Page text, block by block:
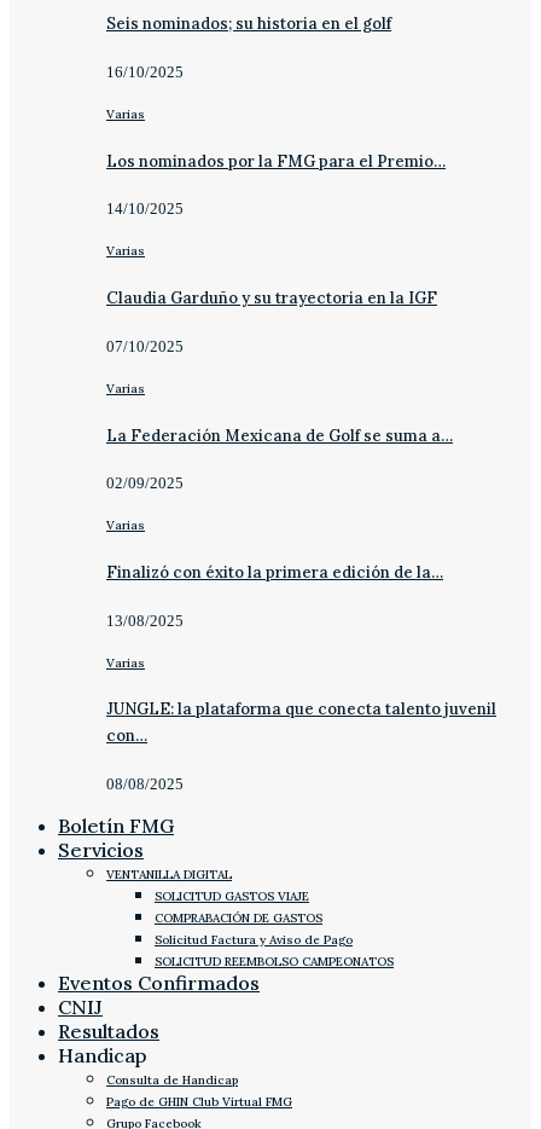
Seis nominados; su historia en el golf
16/10/2025
Varias
Los nominados por la FMG para el Premio…
14/10/2025
Varias
Claudia Garduño y su trayectoria en la IGF
07/10/2025
Varias
La Federación Mexicana de Golf se suma a…
02/09/2025
Varias
Finalizó con éxito la primera edición de la…
13/08/2025
Varias
JUNGLE: la plataforma que conecta talento juvenil
con…
08/08/2025
Boletín FMG
Servicios
VENTANILLA DIGITAL
SOLICITUD GASTOS VIAJE
COMPRABACIÓN DE GASTOS
Solicitud Factura y Aviso de Pago
SOLICITUD REEMBOLSO CAMPEONATOS
Eventos Confirmados
CNIJ
Resultados
Handicap
Consulta de Handicap
Pago de GHIN Club Virtual FMG
Grupo Facebook